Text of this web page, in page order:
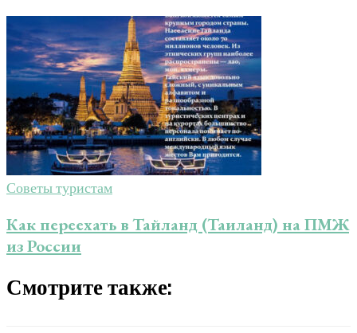
Советы туристам
Как переехать в Тайланд (Таиланд) на ПМЖ
из России
Смотрите также: